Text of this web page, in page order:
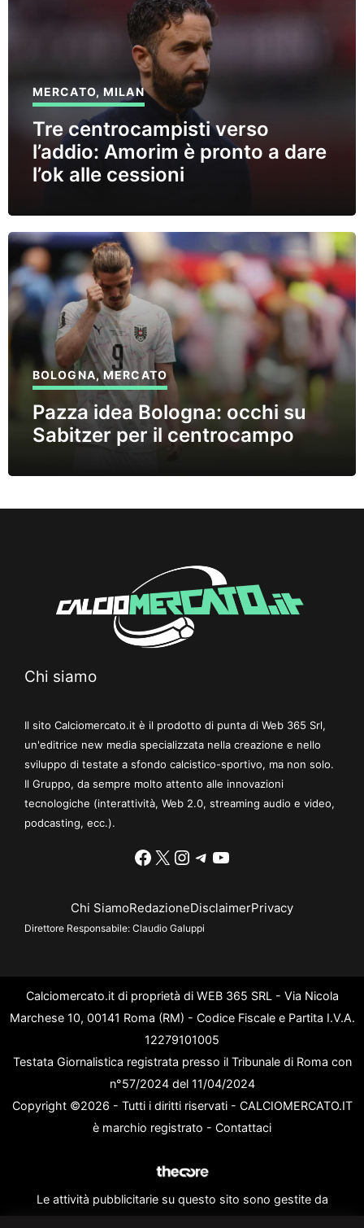
MERCATO,MILAN
Tre centrocampisti verso
l’addio: Amorim è pronto a dare
l’ok alle cessioni
BOLOGNA,MERCATO
Pazza idea Bologna: occhi su
Sabitzer per il centrocampo
Chi siamo
Il sito Calciomercato.it è il prodotto di punta di Web 365 Srl,
un'editrice new media specializzata nella creazione e nello
sviluppo di testate a sfondo calcistico-sportivo, ma non solo.
Il Gruppo, da sempre molto attento alle innovazioni
tecnologiche (interattività, Web 2.0, streaming audio e video,
podcasting, ecc.).
Facebook
X Instagram
Telegram
YouTube
Chi SiamoRedazioneDisclaimerPrivacy
Direttore Responsabile: Claudio Galuppi
Calciomercato.it di proprietà di WEB 365 SRL - Via Nicola
Marchese 10, 00141 Roma (RM) - Codice Fiscale e Partita I.V.A.
12279101005
Testata Giornalistica registrata presso il Tribunale di Roma con
n°57/2024 del 11/04/2024
Copyright ©2026 - Tutti i diritti riservati - CALCIOMERCATO.IT
è marchio registrato - Contattaci
Le attività pubblicitarie su questo sito sono gestite da